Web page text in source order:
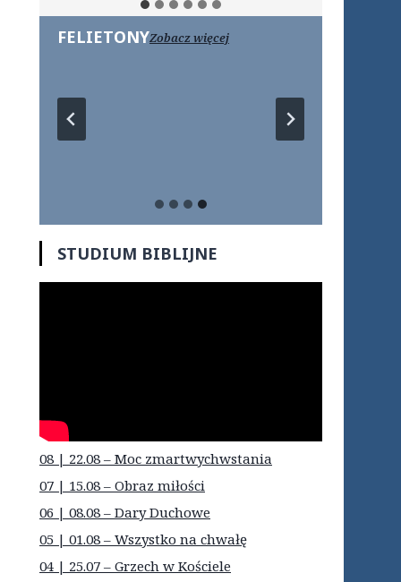
FELIETONYZobacz więcej
STUDIUM BIBLIJNE
08 | 22.08 – Moc zmartwychwstania
07 | 15.08 – Obraz miłości
06 | 08.08 – Dary Duchowe
05 | 01.08 – Wszystko na chwałę
04 | 25.07 – Grzech w Kościele